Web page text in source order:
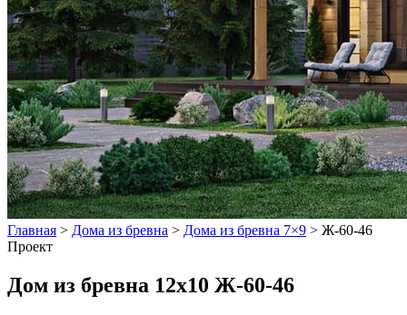
Главная > Дома из бревна > Дома из бревна 7×9 > Ж-60-46
Проект
Дом из бревна 12x10 Ж-60-46